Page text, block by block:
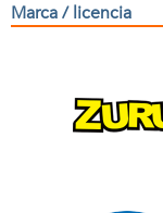
Marca / licencia